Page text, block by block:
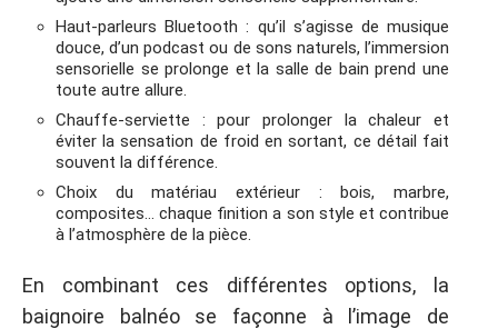
Haut-parleurs Bluetooth : qu’il s’agisse de musique
douce, d’un podcast ou de sons naturels, l’immersion
sensorielle se prolonge et la salle de bain prend une
toute autre allure.
Chauffe-serviette : pour prolonger la chaleur et
éviter la sensation de froid en sortant, ce détail fait
souvent la différence.
Choix du matériau extérieur : bois, marbre,
composites… chaque finition a son style et contribue
à l’atmosphère de la pièce.
En combinant ces différentes options, la
baignoire balnéo se façonne à l’image de